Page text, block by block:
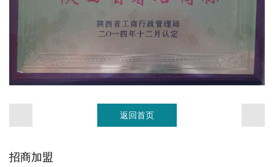
返回首页
招商加盟